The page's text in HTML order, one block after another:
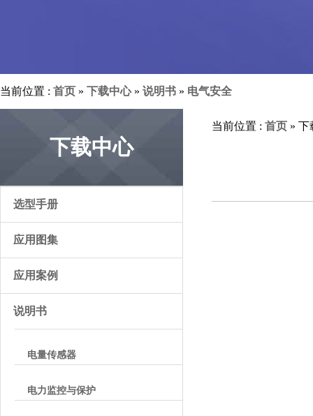
当前位置 : 首页 » 下载中心» 说明书 » 电气安全
下载中心
选型手册
应用图集
应用案例
说明书
电量传感器
电力监控与保护
当前位置 : 首页 » 下